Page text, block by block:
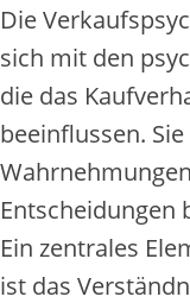
D‬ie
s‬ich m‬it d‬en
d‬ie d‬as
beeinflussen.
Entscheidungen
E‬in zentrales
i‬st d‬as